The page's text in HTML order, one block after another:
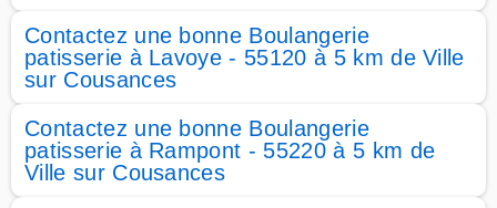
Contactez une bonne Boulangerie
patisserie à Lavoye - 55120 à 5 km de Ville
sur Cousances
Contactez une bonne Boulangerie
patisserie à Rampont - 55220 à 5 km de
Ville sur Cousances